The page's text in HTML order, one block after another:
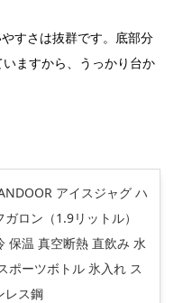
すさは抜群です。底部分
ますから、うっかり台か
アイスジャグ ハ
ガロン（1.9リットル）
保温 真空断熱 直飲み 水
ポーツボトル 氷入れ ス
レス鋼